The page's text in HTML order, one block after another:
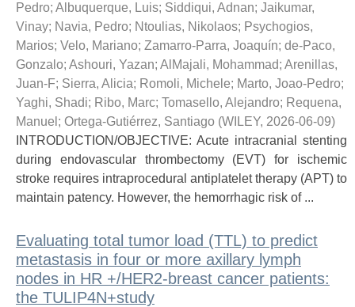
Pedro; Albuquerque, Luis; Siddiqui, Adnan; Jaikumar,
Vinay; Navia, Pedro; Ntoulias, Nikolaos; Psychogios,
Marios; Velo, Mariano; Zamarro-Parra, Joaquín; de-Paco,
Gonzalo; Ashouri, Yazan; AlMajali, Mohammad; Arenillas,
Juan-F; Sierra, Alicia; Romoli, Michele; Marto, Joao-Pedro;
Yaghi, Shadi; Ribo, Marc; Tomasello, Alejandro; Requena,
Manuel ; Ortega-Gutiérrez, Santiago (WILEY, 2026-06-09)
INTRODUCTION/OBJECTIVE: Acute intracranial stenting
during endovascular thrombectomy (EVT) for ischemic
stroke requires intraprocedural antiplatelet therapy (APT) to
maintain patency. However, the hemorrhagic risk of ...
Evaluating total tumor load (TTL) to predict
metastasis in four or more axillary lymph
nodes in HR +/HER2-breast cancer patients:
the TULIP4N+study